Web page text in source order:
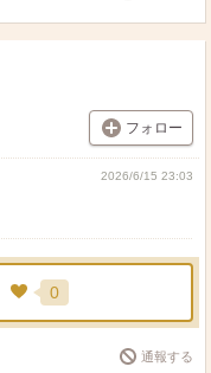
フォロー
2026/6/15 23:03
0
通報する